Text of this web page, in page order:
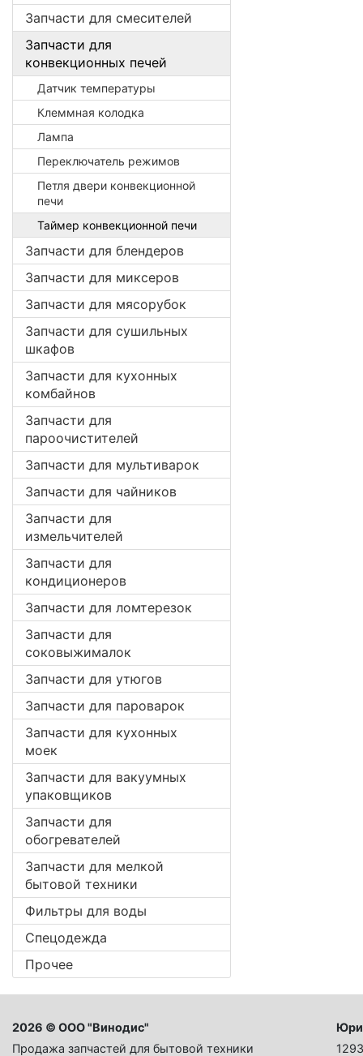
Запчасти для смесителей
Запчасти для
конвекционных печей
Датчик температуры
Клеммная колодка
Лампа
Переключатель режимов
Петля двери конвекционной
печи
Таймер конвекционной печи
Запчасти для блендеров
Запчасти для миксеров
Запчасти для мясорубок
Запчасти для сушильных
шкафов
Запчасти для кухонных
комбайнов
Запчасти для
пароочистителей
Запчасти для мультиварок
Запчасти для чайников
Запчасти для
измельчителей
Запчасти для
кондиционеров
Запчасти для ломтерезок
Запчасти для
соковыжималок
Запчасти для утюгов
Запчасти для пароварок
Запчасти для кухонных
моек
Запчасти для вакуумных
упаковщиков
Запчасти для
обогревателей
Запчасти для мелкой
бытовой техники
Фильтры для воды
Спецодежда
Прочее
2026 © ООО "Винодис"
Продажа запчастей для бытовой техники